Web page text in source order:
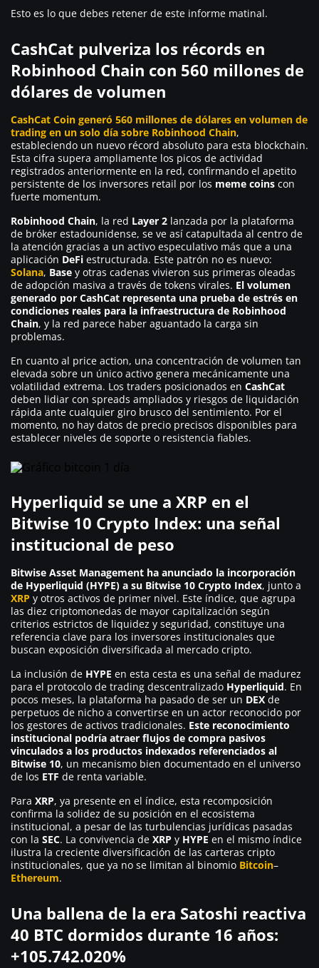
Esto es lo que debes retener de este informe matinal.
CashCat pulveriza los récords en
Robinhood Chain con 560 millones de
dólares de volumen
CashCat Coin generó 560 millones de dólares en volumen de
trading en un solo día sobre Robinhood Chain,
estableciendo un nuevo récord absoluto para esta blockchain.
Esta cifra supera ampliamente los picos de actividad
registrados anteriormente en la red, confirmando el apetito
persistente de los inversores retail por los meme coins con
fuerte momentum.
Robinhood Chain, la red Layer 2 lanzada por la plataforma
de bróker estadounidense, se ve así catapultada al centro de
la atención gracias a un activo especulativo más que a una
aplicación DeFi estructurada. Este patrón no es nuevo:
Solana, Base y otras cadenas vivieron sus primeras oleadas
de adopción masiva a través de tokens virales. El volumen
generado por CashCat representa una prueba de estrés en
condiciones reales para la infraestructura de Robinhood
Chain, y la red parece haber aguantado la carga sin
problemas.
En cuanto al price action, una concentración de volumen tan
elevada sobre un único activo genera mecánicamente una
volatilidad extrema. Los traders posicionados en CashCat
deben lidiar con spreads ampliados y riesgos de liquidación
rápida ante cualquier giro brusco del sentimiento. Por el
momento, no hay datos de precio precisos disponibles para
establecer niveles de soporte o resistencia fiables.
Hyperliquid se une a XRP en el
Bitwise 10 Crypto Index: una señal
institucional de peso
Bitwise Asset Management ha anunciado la incorporación
de Hyperliquid (HYPE) a su Bitwise 10 Crypto Index, junto a
XRP y otros activos de primer nivel. Este índice, que agrupa
las diez criptomonedas de mayor capitalización según
criterios estrictos de liquidez y seguridad, constituye una
referencia clave para los inversores institucionales que
buscan exposición diversificada al mercado cripto.
La inclusión de HYPE en esta cesta es una señal de madurez
para el protocolo de trading descentralizado Hyperliquid. En
pocos meses, la plataforma ha pasado de ser un DEX de
perpetuos de nicho a convertirse en un actor reconocido por
los gestores de activos tradicionales. Este reconocimiento
institucional podría atraer flujos de compra pasivos
vinculados a los productos indexados referenciados al
Bitwise 10, un mecanismo bien documentado en el universo
de los ETF de renta variable.
Para XRP, ya presente en el índice, esta recomposición
confirma la solidez de su posición en el ecosistema
institucional, a pesar de las turbulencias jurídicas pasadas
con la SEC. La convivencia de XRP y HYPE en el mismo índice
ilustra la creciente diversificación de las carteras cripto
institucionales, que ya no se limitan al binomio Bitcoin–
Ethereum.
Una ballena de la era Satoshi reactiva
40 BTC dormidos durante 16 años:
+105.742.020%